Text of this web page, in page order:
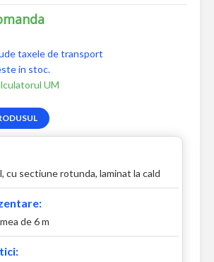
taxele de transport
in stoc.
UM
cu sectiune rotunda, laminat la cald
de 6 m